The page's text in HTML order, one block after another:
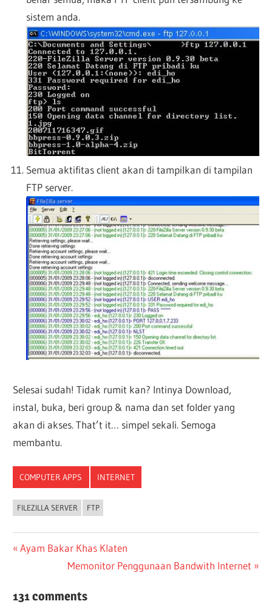
sistem anda.
Semua aktifitas client akan di tampilkan di tampilan
FTP server.
Selesai sudah! Tidak rumit kan? Intinya Download,
instal, buka, beri group & nama dan set folder yang
akan di akses. That’t it… simpel sekali. Semoga
membantu.
COMPUTER APPS INTERNET
FILEZILLA SERVER FTP
Post
navigation
Previous
Ayam Bakar Khas Klaten
Next
Memonitor Penggunaan Bandwith Internet
131 comments